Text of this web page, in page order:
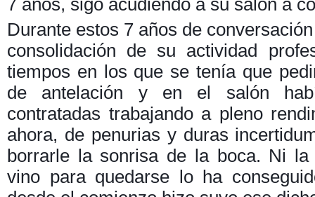
7 años, sigo acudiendo a su salón a
Durante estos 7 años de
consolidación de su actividad
tiempos en los que se tenía que
de antelación y en el salón
contratadas trabajando a pleno
ahora, de penurias y duras
borrarle la sonrisa de la boca. Ni
vino para quedarse lo ha